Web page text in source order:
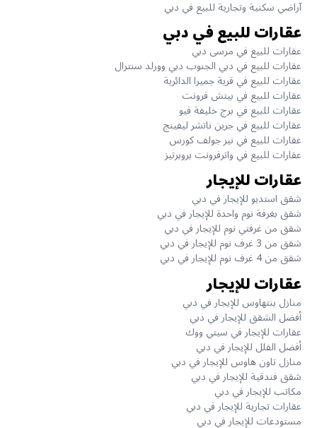
آراضي سكنية وتجارية للبيع في دبي
عقارات للبيع في دبي
عقارات للبيع في مرسى دبي
عقارات للبيع في دبي الجنوب دبي وورلد سنترال
عقارات للبيع في قرية جميرا الدائرية
عقارات للبيع في بيتش فرونت
عقارات للبيع في برج خليفة فيو
عقارات للبيع في جرين ناتشر ليفينج
عقارات للبيع في نير جولف كورس
عقارات للبيع في واترفرونت بروبرتيز
عقارات للإيجار
شقق استديو للإيجار في دبي
شقق بغرفة نوم واحدة للإيجار في دبي
شقق من غرفتي نوم للإيجار في دبي
شقق من 3 غرف نوم للإيجار في دبي
شقق من 4 غرف نوم للإيجار في دبي
عقارات للإيجار
منازل بنتهاوس للإيجار في دبي
أفضل الشقق للإيجار في دبي
عقارات للإيجار في سيتي ووك
أفضل الفلل للإيجار في دبي
منازل تاون هاوس للإيجار في دبي
شقق فندقية للإيجار في دبي
مكاتب للإيجار في دبي
عقارات تجارية للإيجار في دبي
مستودعات للإيجار في دبي